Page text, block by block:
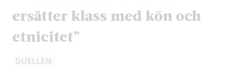
ersätter klass med kön och
etnicitet”
DUELLEN